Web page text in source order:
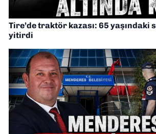
Tire’de traktör kazası: 65 yaşındaki
yitirdi